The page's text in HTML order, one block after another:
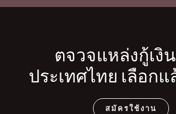
ตจวจแหล่งกู้เงิ
ประเทศไทย เลือก
สมัครใช้งาน